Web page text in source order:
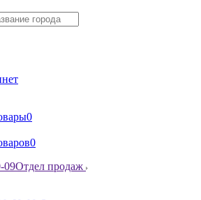
0
0
09Отдел продаж